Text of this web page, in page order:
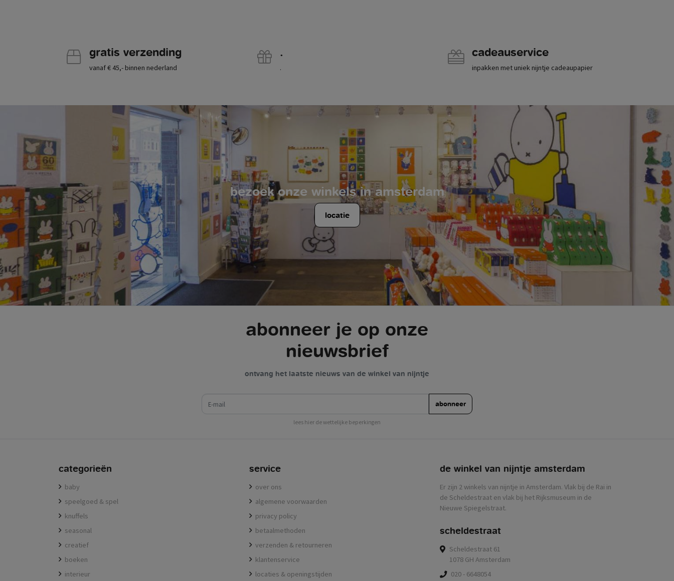
gratis verzending
vanaf € 45,- binnen nederland
.
.
cadeauservice
inpakken met uniek nijntje cadeaupapier
bezoek onze winkels in amsterdam
locatie
abonneer je op onze
nieuwsbrief
ontvang het laatste nieuws van de winkel van nijntje
e-mail
abonneer
lees hier de wettelijke beperkingen
categorieën
baby
speelgoed & spel
knuffels
seasonal
creatief
boeken
interieur
service
over ons
algemene voorwaarden
privacy policy
betaalmethoden
verzenden & retourneren
klantenservice
locaties & openingstijden
de winkel van nijntje
Er zijn 2 winkels van nijntje in Amsterdam. Vlak bij de Rai in
de Scheldestraat en vlak bij het Rijksmuseum in de
Nieuwe Spiegelstraat.
scheldestraat
Scheldestraat 61
1078 GH Amsterdam
020 - 6648054